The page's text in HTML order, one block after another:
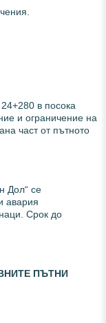
в посока
и ограничение на
част от пътното
Дол“ се
авария
Срок до
ПЪТНИ